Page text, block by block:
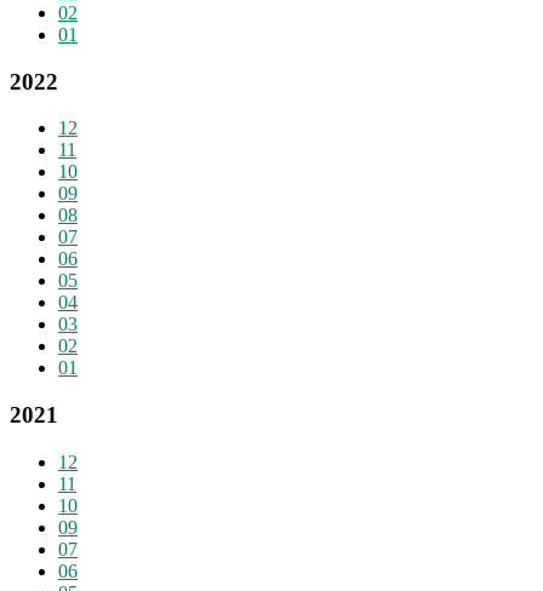
02
01
2022
12
11
10
09
08
07
06
05
04
03
02
01
2021
12
11
10
09
07
06